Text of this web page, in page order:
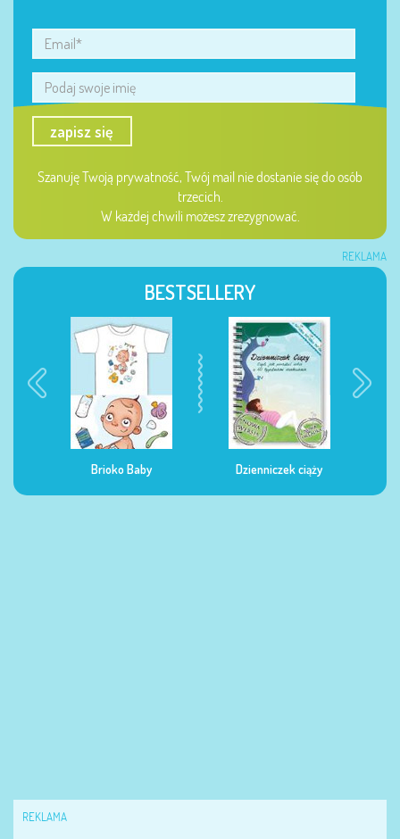
zapisz się
Szanuję Twoją prywatność, Twój mail nie dostanie się do osób
trzecich.
W każdej chwili możesz zrezygnować.
REKLAMA
BESTSELLERY
Brioko Baby Dzienniczek ciąży
REKLAMA